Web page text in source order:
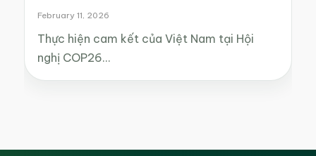
February 11, 2026
Thực hiện cam kết của Việt Nam tại Hội
nghị COP26…